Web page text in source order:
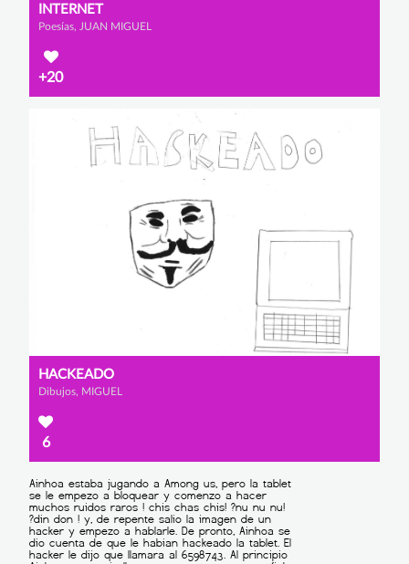
INTERNET
Poesías, JUAN MIGUEL
+20
HACKEADO
Dibujos, MIGUEL
6